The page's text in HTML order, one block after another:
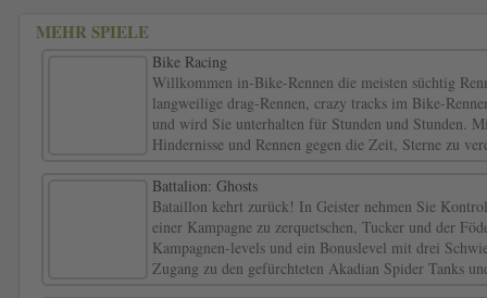
MEHR SPIELE
Bike Racing
Willkommen in-Bike-Rennen die meisten süchtig
langweilige drag-Rennen, crazy tracks im Bike-
und wird Sie unterhalten für Stunden und Stunden.
Hindernisse und Rennen gegen die Zeit, Sterne zu
Battalion: Ghosts
Bataillon kehrt zurück! In Geister nehmen Sie
einer Kampagne zu zerquetschen, Tucker und der
Kampagnen-levels und ein Bonuslevel mit drei
Zugang zu den gefürchteten Akadian Spider Tanks